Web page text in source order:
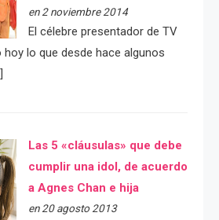
en 2 noviembre 2014
El célebre presentador de TV
lo que desde hace algunos
Las 5 «cláusulas» que debe
cumplir una idol, de acuerdo
a Agnes Chan e hija
en 20 agosto 2013